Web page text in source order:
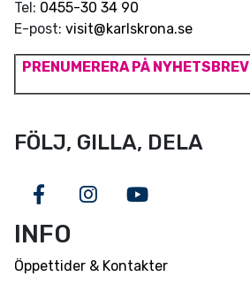
Tel: 0455-30 34 90
E-post: visit@karlskrona.se
PRENUMERERA PÅ NYHETSBREV
FÖLJ, GILLA, DELA
FacebookInstagram
Youtube
INFO
Öppettider & Kontakter